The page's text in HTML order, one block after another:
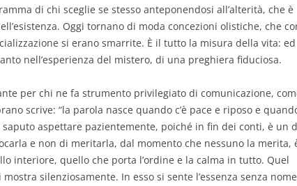
di chi sceglie se stesso anteponendosi all’alterità, che è
Oggi tornano di moda concezioni olistiche, che
si erano smarrite. È il tutto la misura della vita: ed
nell’esperienza del mistero, di una preghiera fiduciosa.
per chi ne fa strumento privilegiato di comunicazione,
scrive: “la parola nasce quando c’è pace e riposo e
aspettare pazientemente, poiché in fin dei conti, è un
e non di meritarla, dal momento che nessuno la merita,
interiore, quello che porta l’ordine e la calma in tutto. Quel
silenziosamente. In esso si sente l’essenza senza